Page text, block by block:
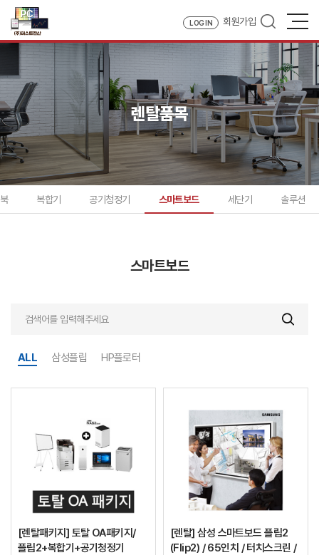
LOG IN 회원가입
렌탈품목
복합기 공기청정기 스마트보드 세단기 솔루션
스마트보드
ALL 삼성플립 HP플로터
[렌탈패키지] 토탈 OA패키지/
플립2+복합기+공기청정기
[렌탈] 삼성 스마트보드 플립2
(Flip2) / 65인치 / 터치스크린 /